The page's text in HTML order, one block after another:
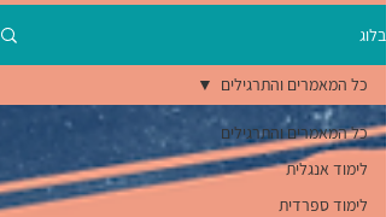
בלוג
כל המאמרים והתרגילים
לימוד אנגלית
לימוד ספרדית
כל המאמרים והתרגילים